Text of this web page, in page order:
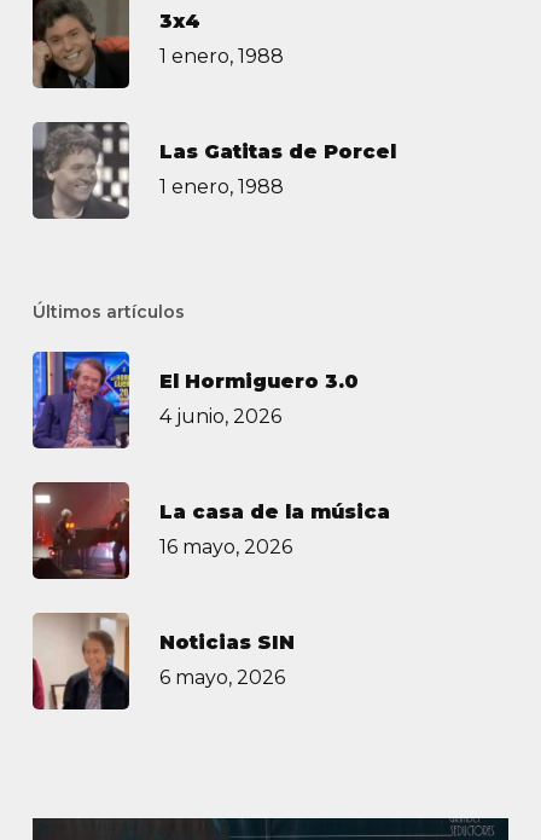
3х4
1 enero, 1988
Las Gatitas de Porcel
1 enero, 1988
Últimos artículos
El Hormiguero 3.0
4 junio, 2026
La casa de la música
16 mayo, 2026
Noticias SIN
6 mayo, 2026